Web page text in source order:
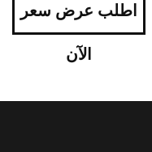
اطلب عرض سعر
الآن